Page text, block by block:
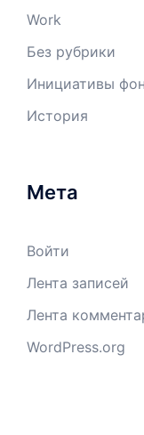
Work
Без рубрики
Инициативы
История
Мета
Войти
Лента записей
Лента
WordPress.org